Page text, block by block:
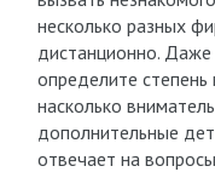
несколько разных
дистанционно.
определите степень
насколько
дополнительные
отвечает на